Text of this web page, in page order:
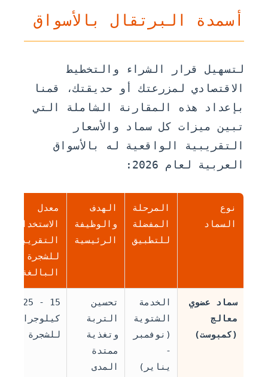
أسمدة البرتقال بالأسواق
لتسهيل قرار الشراء والتخطيط
الاقتصادي لمزرعتك أو حديقتك، قمنا
بإعداد هذه المقارنة الشاملة التي
تبين ميزات كل سماد والأسعار
التقريبية الواقعية له بالأسواق
العربية لعام 2026:
نوع
السماد
المرحلة
المفضلة
للتطبيق
الهدف
والوظيفة
الرئيسية
معدل
الاستخدام
التقريبي
للشجرة
البالغة
سماد عضوي
معالج
(كمبوست)
الخدمة
الشتوية
(نوفمبر
-
يناير)
تحسين
التربة
وتغذية
ممتدة
المدى
15 - 25
كيلوجرام
للشجرة